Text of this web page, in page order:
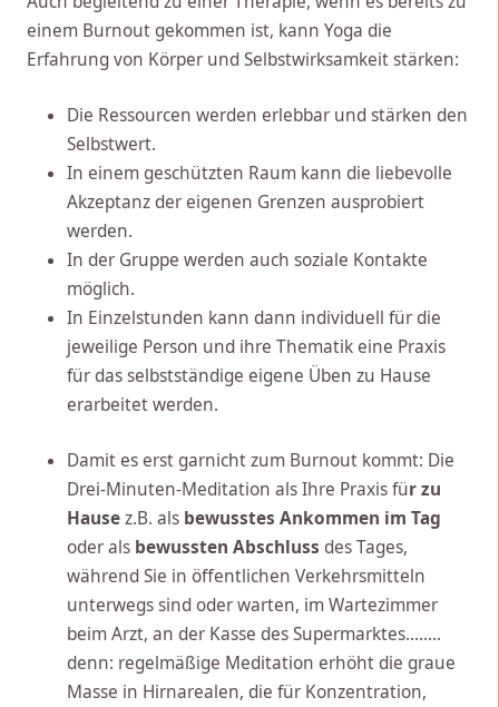
einem Burnout gekommen ist, kann Yoga die
Erfahrung von Körper und Selbstwirksamkeit stärken:
Die Ressourcen werden erlebbar und stärken den
Selbstwert.
In einem geschützten Raum kann die liebevolle
Akzeptanz der eigenen Grenzen ausprobiert
werden.
In der Gruppe werden auch soziale Kontakte
möglich.
In Einzelstunden kann dann individuell für die
jeweilige Person und ihre Thematik eine Praxis
für das selbstständige eigene Üben zu Hause
erarbeitet werden.
Damit es erst garnicht zum Burnout kommt: Die
Drei-Minuten-Meditation als Ihre Praxis für zu
Hausez.B. als bewusstes Ankommen im Tag
oder als bewussten Abschluss des Tages,
während Sie in öffentlichen Verkehrsmitteln
unterwegs sind oder warten, im Wartezimmer
beim Arzt, an der Kasse des Supermarktes……..
denn: regelmäßige Meditation erhöht die graue
Masse in Hirnarealen, die für Konzentration,